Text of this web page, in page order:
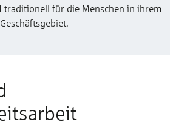
traditionell für die Menschen in ihrem
Geschäftsgebiet.